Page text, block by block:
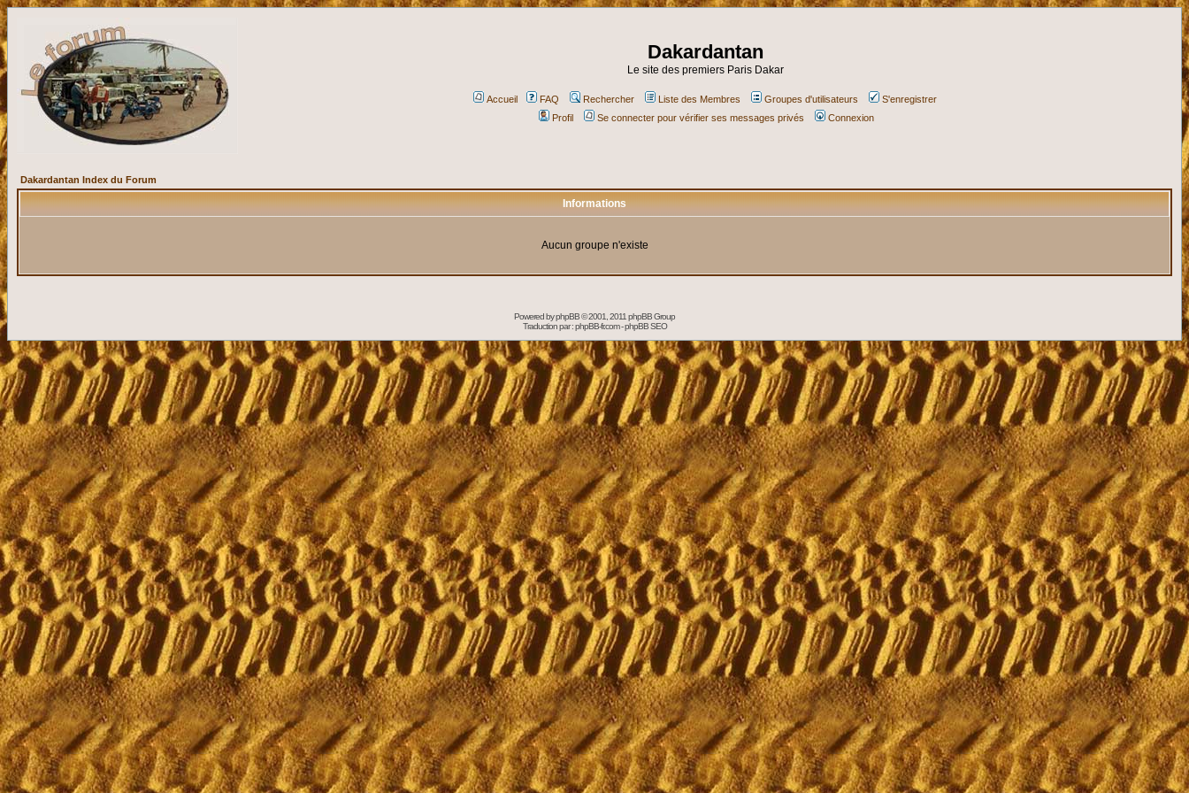
Dakardantan
Le site des premiers Paris Dakar
Accueil FAQ Rechercher Liste des Membres Groupes d'utilisateurs
S'enregistrer
Profil
Se connecter pour vérifier ses messages privés Connexion
Dakardantan Index du Forum
Informations
Aucun groupe n'existe
Powered byphpBB© 2001, 2011 phpBB Group
Traduction par :phpBB-fr.com-phpBB SEO